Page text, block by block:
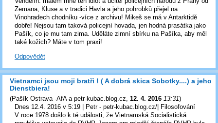
Zemana, Kluse a v tradici Havla a jeho pohrobků přejel na
Vinohradech chodníku -více z archivu! Mikeš se má v Antarktidě
dobře! Nejsou tam taková policejní hovada, jen hodná prasátka jako
Pašík, co je mu tam zima. Uděláte zimní sbírku na Pašíka, aby měl
také kožich? Máte v tom praxi!
Odpovědět
Vietnamci jsou moji bratři ! ( A dobrá skica Sobotky....) a jeho
Dienstbiera!
(Pašík Ostrava -AfA a petr-kubac.blog.cz, 12. 4. 2016 13:31)
Dnes 12.4. 2016 v 5:19 | Petr - petr-kubac.blog.cz/| Filosofování
V roce 1978 došlo k té události, že Vietnamská Socialistická